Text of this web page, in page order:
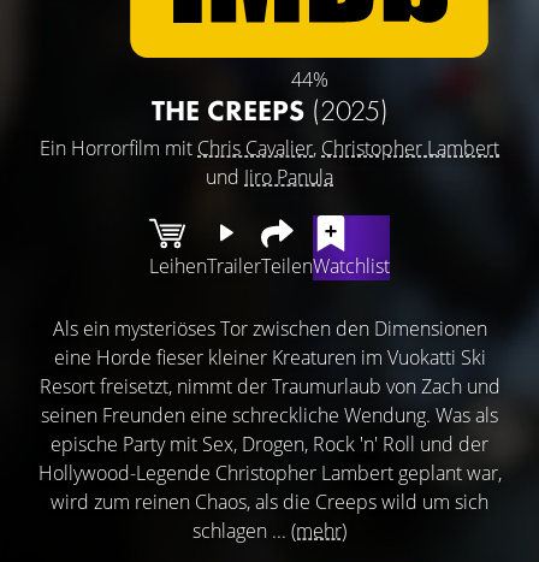
44%
THE CREEPS (2025)
Ein Horrorfilm mit Chris Cavalier, Christopher Lambert
und Iiro Panula
LeihenTrailerTeilenWatchlist
Als ein mysteriöses Tor zwischen den Dimensionen
eine Horde fieser kleiner Kreaturen im Vuokatti Ski
Resort freisetzt, nimmt der Traumurlaub von Zach und
seinen Freunden eine schreckliche Wendung. Was als
epische Party mit Sex, Drogen, Rock 'n' Roll und der
Hollywood-Legende Christopher Lambert geplant war,
wird zum reinen Chaos, als die Creeps wild um sich
schlagen ... (mehr)